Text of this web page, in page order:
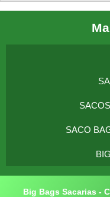
SACO
Big Bags Sacarias -